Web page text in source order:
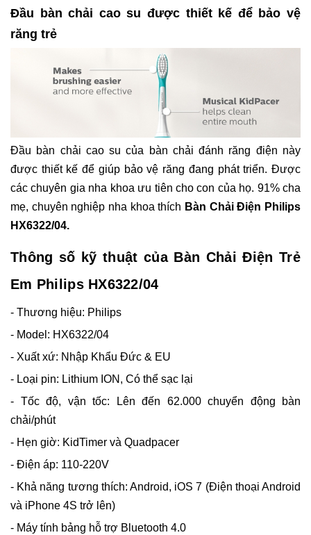
Đầu bàn chải cao su được thiết kế để bảo vệ
răng trẻ
Đầu bàn chải cao su của bàn chải đánh răng điện này
được thiết kế để giúp bảo vệ răng đang phát triển. Được
các chuyên gia nha khoa ưu tiên cho con của họ. 91% cha
mẹ, chuyên nghiệp nha khoa thích Bàn Chải Điện Philips
HX6322/04.
Thông số kỹ thuật của Bàn Chải Điện Trẻ
Em Philips HX6322/04
- Thương hiệu: Philips
- Model: HX6322/04
- Xuất xứ: Nhập Khẩu Đức & EU
- Loại pin: Lithium ION, Có thể sạc lại
- Tốc độ, vận tốc: Lên đến 62.000 chuyển động bàn
chải/phút
- Hẹn giờ: KidTimer và Quadpacer
- Điện áp: 110-220V
- Khả năng tương thích: Android, iOS 7 (Điện thoại Android
và iPhone 4S trở lên)
- Máy tính bảng hỗ trợ Bluetooth 4.0